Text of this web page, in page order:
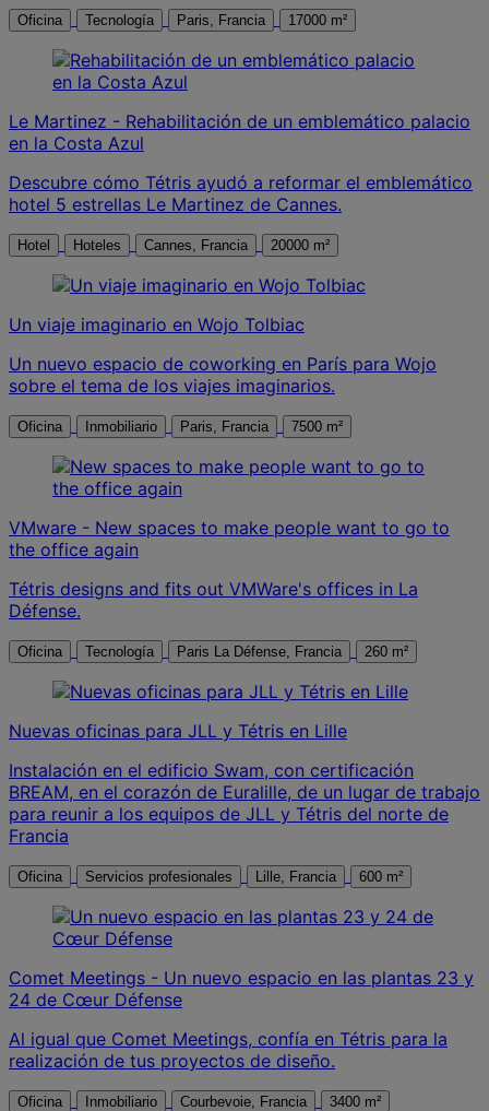
Oficina Tecnología Paris, Francia 17000 m²
Le Martinez - Rehabilitación de un emblemático palacio
en la Costa Azul
Descubre cómo Tétris ayudó a reformar el emblemático
hotel 5 estrellas Le Martinez de Cannes.
Hotel Hoteles Cannes, Francia 20000 m²
Un viaje imaginario en Wojo Tolbiac
Un nuevo espacio de coworking en París para Wojo
sobre el tema de los viajes imaginarios.
Oficina Inmobiliario Paris, Francia 7500 m²
VMware - New spaces to make people want to go to
the office again
Tétris designs and fits out VMWare's offices in La
Défense.
Oficina Tecnología Paris La Défense, Francia 260 m²
Nuevas oficinas para JLL y Tétris en Lille
Instalación en el edificio Swam, con certificación
BREAM, en el corazón de Euralille, de un lugar de trabajo
para reunir a los equipos de JLL y Tétris del norte de
Francia
Oficina Servicios profesionales Lille, Francia 600 m²
Comet Meetings - Un nuevo espacio en las plantas 23 y
24 de Cœur Défense
Al igual que Comet Meetings, confía en Tétris para la
realización de tus proyectos de diseño.
Oficina Inmobiliario Courbevoie, Francia 3400 m²